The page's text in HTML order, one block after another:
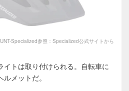
Specialized参照：Specialized公式サイトから
イトは取り付けられる。自転車に
メットだ。